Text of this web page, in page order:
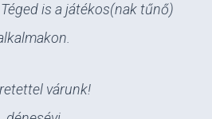
is a játékos(nak tűnő)
várunk!